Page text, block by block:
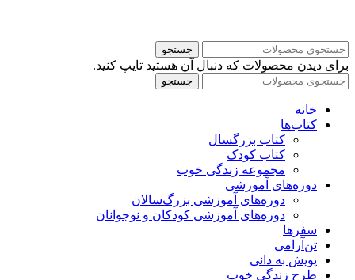
جستجو
برای دیدن محصولات که دنبال آن هستید تایپ کنید.
جستجو
خانه
کتاب‌ها
کتاب بزرگسال
کتاب کودک
مجموعه زندگی خوب
دوره‌های آموزشی
دوره‌های آموزشی بزرگ‌سالان
دوره‌های آموزشی کودکان و نوجوانان
سفرها
تن‌آرامی
پویش به دانی
طرح زندگی خوب